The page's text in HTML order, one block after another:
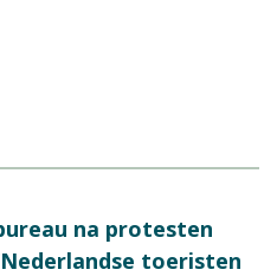
na protesten
toeristen